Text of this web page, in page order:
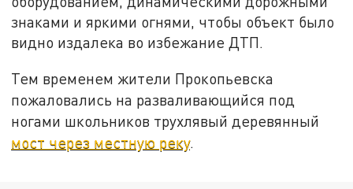
знаками и яркими огнями, чтобы объект было
видно издалека во избежание ДТП.
Тем временем жители Прокопьевска
пожаловались на разваливающийся под
ногами школьников трухлявый деревянный
мост через местную реку.